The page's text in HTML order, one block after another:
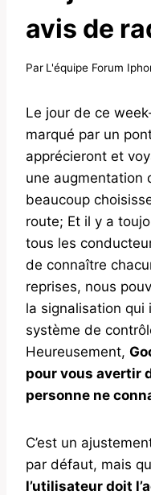
avis de
Par L'équipe Forum
Le jour de ce
marqué par un
apprécieront et
une augmentation
beaucoup
route; Et il y a
tous les
de connaître
reprises, nous
la signalisation qui
système de
Heureusement,
pour vous avertir
personne ne
C’est un
par défaut, mais
l’utilisateur doit